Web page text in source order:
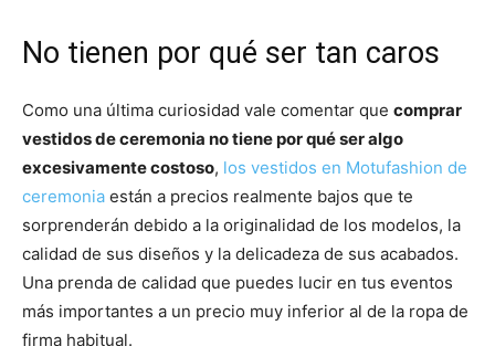
No tienen por qué ser tan caros
Como una última curiosidad vale comentar que comprar
vestidos de ceremonia no tiene por qué ser algo
excesivamente costoso, los vestidos en Motufashion de
ceremonia están a precios realmente bajos que te
sorprenderán debido a la originalidad de los modelos, la
calidad de sus diseños y la delicadeza de sus acabados.
Una prenda de calidad que puedes lucir en tus eventos
más importantes a un precio muy inferior al de la ropa de
firma habitual.